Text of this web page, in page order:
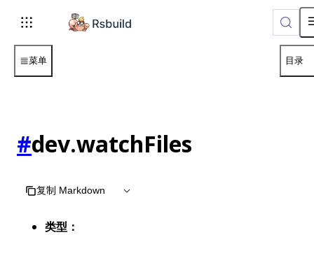
菜单 目录
#dev.watchFiles
复制 Markdown
类型：